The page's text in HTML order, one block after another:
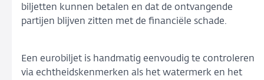
biljetten kunnen betalen en dat de ontvangende
partijen blijven zitten met de financiële schade.
Een eurobiljet is handmatig eenvoudig te controleren
via echtheidskenmerken als het watermerk en het